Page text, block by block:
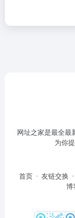
网址之家是最全最
为你
首页 友链交换
博